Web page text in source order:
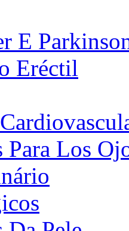
E
Eréctil
Para Los